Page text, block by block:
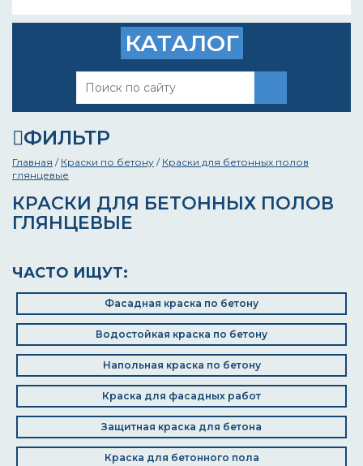
КАТАЛОГ
ФИЛЬТР
Главная / Краски по бетону / Краски для бетонных полов
глянцевые
КРАСКИ ДЛЯ БЕТОННЫХ ПОЛОВ
ГЛЯНЦЕВЫЕ
ЧАСТО ИЩУТ:
Фасадная краска по бетону
Водостойкая краска по бетону
Напольная краска по бетону
Краска для фасадных работ
Защитная краска для бетона
Краска для бетонного пола